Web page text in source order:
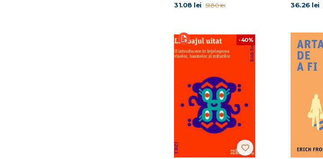
31.08 lei 51.80 lei 36.26 lei
-40%